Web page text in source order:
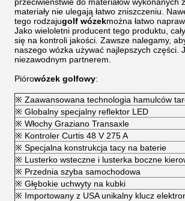
materiały nie ulegają łatwo zniszczeniu.
tego rodzajugolf wózekmożna łatwo
Jako wieloletni producent tego produktu,
się na kontroli jakości. Zawsze nalegamy,
naszego wózka używać najlepszych części.
niezawodnym partnerem.
Piórowózek golfowy:
※ Zaawansowana technologia hamulców
※ Globalny specjalny reflektor LED
※ Włochy Graziano Transaxle
※ Kontroler Curtis 48 V 275 A
※ Specjalna konstrukcja tacy na baterie
※ Lusterko wsteczne i lusterka boczne
※ Przednia szyba samochodowa
※ Głębokie uchwyty na kubki
※ Importowany z USA unikalny klucz